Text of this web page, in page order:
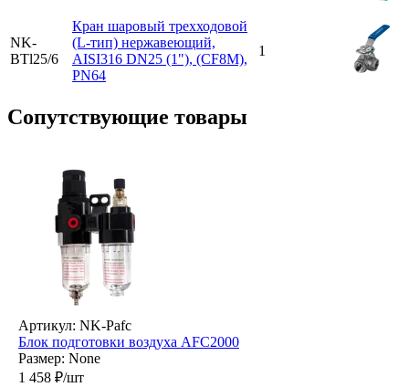
NK-
BTl25/6
Кран шаровый трехходовой
(L-тип) нержавеющий,
AISI316 DN25 (1"), (CF8M),
PN64
1
Cопутствующие товары
Артикул: NK-Pafc
Блок подготовки воздуха AFC2000
Размер: None
1 458 ₽/шт